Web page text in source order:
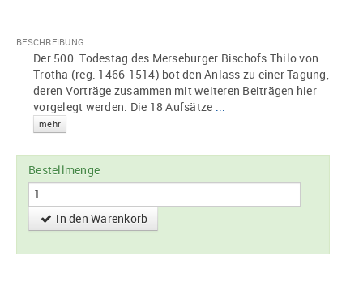
BESCHREIBUNG
Der 500. Todestag des Merseburger Bischofs Thilo von
Trotha (reg. 1466-1514) bot den Anlass zu einer Tagung,
deren Vorträge zusammen mit weiteren Beiträgen hier
vorgelegt werden. Die 18 Aufsätze ...
mehr
Bestellmenge
in den Warenkorb